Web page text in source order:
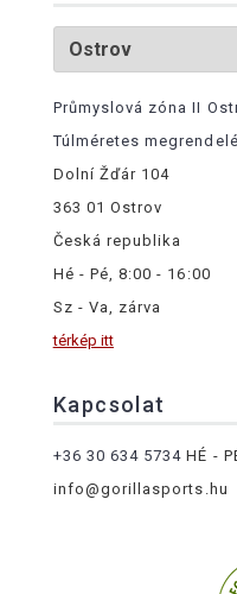
Průmyslová zóna II
Túlméretes
Dolní Žďár 104
363 01 Ostrov
Česká republika
Hé - Pé, 8:00 - 16:00
Sz - Va, zárva
térkép itt
Kapcsolat
+36 30 634 5734 HÉ -
info@gorillasports.hu